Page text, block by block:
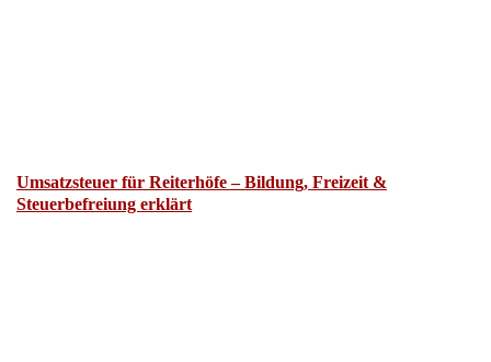
Umsatzsteuer für Reiterhöfe – Bildung, Freizeit &
Steuerbefreiung erklärt